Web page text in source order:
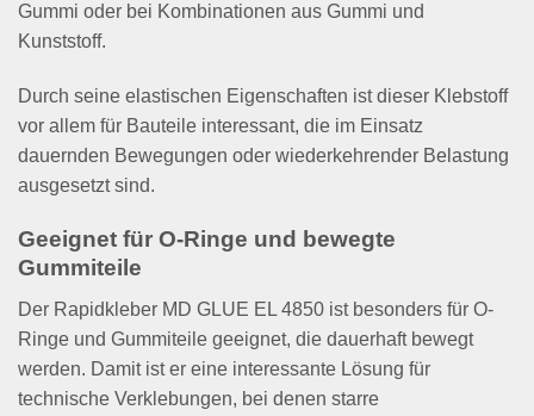
Gummi oder bei Kombinationen aus Gummi und
Kunststoff.
Durch seine elastischen Eigenschaften ist dieser Klebstoff
vor allem für Bauteile interessant, die im Einsatz
dauernden Bewegungen oder wiederkehrender Belastung
ausgesetzt sind.
Geeignet für O-Ringe und bewegte
Gummiteile
Der Rapidkleber MD GLUE EL 4850 ist besonders für O-
Ringe und Gummiteile geeignet, die dauerhaft bewegt
werden. Damit ist er eine interessante Lösung für
technische Verklebungen, bei denen starre